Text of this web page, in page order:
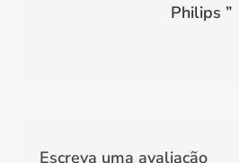
Philips ”
Escreva uma avaliação